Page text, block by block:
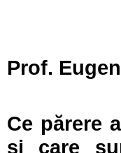
Prof.
Ce părere
şi care